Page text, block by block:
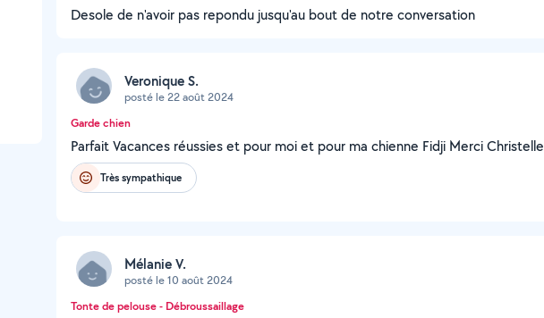
Desole de n'avoir pas repondu jusqu'au bout de notre conversation
Veronique S.
posté le 22 août 2024
Garde chien
Parfait Vacances réussies et pour moi et pour ma chienne Fidji Merci Christelle
Très sympathique
Mélanie V.
posté le 10 août 2024
Tonte de pelouse - Débroussaillage